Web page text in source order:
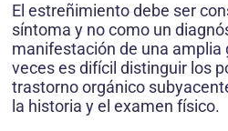
El estreñimiento debe ser
síntoma y no como un
manifestación de una amplia
veces es difícil distinguir los
trastorno orgánico
la historia y el examen físico.